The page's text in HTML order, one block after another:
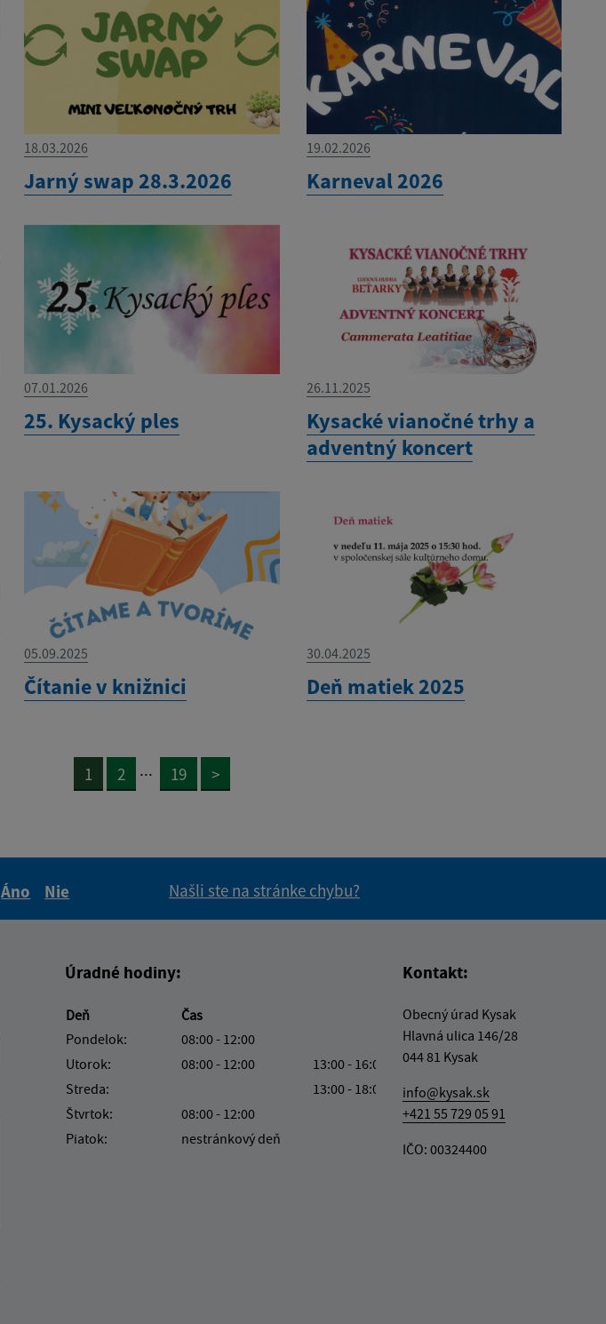
18.03.2026
Jarný swap 28.3.2026
19.02.2026
Karneval 2026
07.01.2026
25. Kysacký ples
26.11.2025
Kysacké vianočné trhy a
adventný koncert
05.09.2025
Čítanie v knižnici
30.04.2025
Deň matiek 2025
1 2 ... 19 >
Áno
Nie
Našli ste na stránke chybu?
Úradné hodiny:
Deň
Čas
Pondelok:
08:00 - 12:00
Utorok:
08:00 - 12:00
13:00 - 16:00
Streda:
13:00 - 18:00
Štvrtok:
08:00 - 12:00
Piatok:
nestránkový deň
Kontakt:
Obecný úrad Kysak
Hlavná ulica 146/28
044 81 Kysak
info@kysak.sk
+421 55 729 05 91
IČO: 00324400